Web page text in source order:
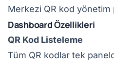
Merkezi QR kod yönetim
Dashboard Özellikleri
QR Kod Listeleme
Tüm QR kodlar tek